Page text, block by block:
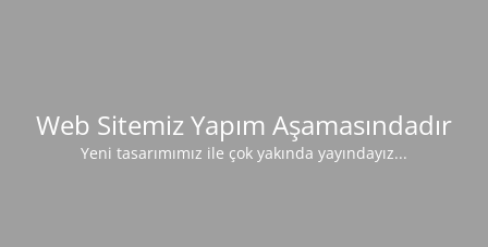
Web Sitemiz Yapım Aşamasındadır
Yeni tasarımımız ile çok yakında yayındayız...